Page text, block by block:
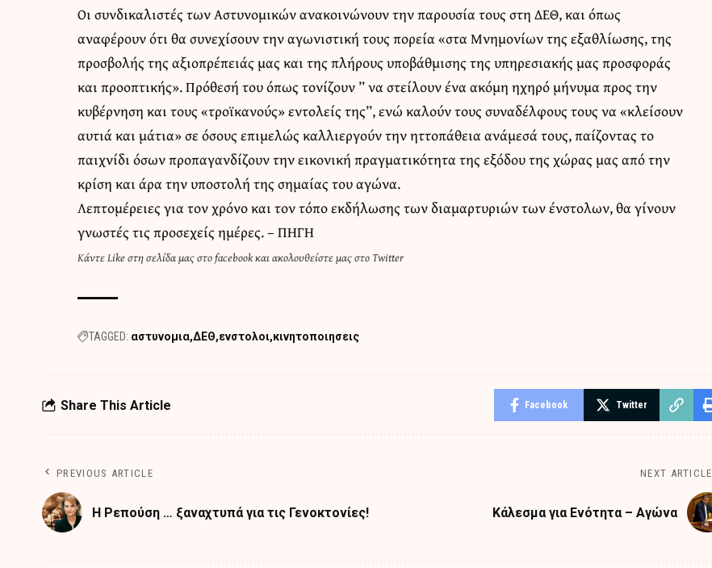
Οι συνδικαλιστές των Αστυνομικών ανακοινώνουν την παρουσία τους στη ΔΕΘ, και όπως
αναφέρουν ότι θα συνεχίσουν την αγωνιστική τους πορεία «στα Μνημονίων της εξαθλίωσης, της
προσβολής της αξιοπρέπειάς μας και της πλήρους υποβάθμισης της υπηρεσιακής μας προσφοράς
και προοπτικής». Πρόθεσή του όπως τονίζουν ” να στείλουν ένα ακόμη ηχηρό μήνυμα προς την
κυβέρνηση και τους «τροϊκανούς» εντολείς της”, ενώ καλούν τους συναδέλφους τους να «κλείσουν
αυτιά και μάτια» σε όσους επιμελώς καλλιεργούν την ηττοπάθεια ανάμεσά τους, παίζοντας το
παιχνίδι όσων προπαγανδίζουν την εικονική πραγματικότητα της εξόδου της χώρας μας από την
κρίση και άρα την υποστολή της σημαίας του αγώνα.
Λεπτομέρειες για τον χρόνο και τον τόπο εκδήλωσης των διαμαρτυριών των ένστολων, θα γίνουν
γνωστές τις προσεχείς ημέρες. –ΠΗΓΗ
ΚάντεLike στη σελίδα μας στο facebookκαιακολουθείστε μας στο Twitter
TAGGED: αστυνομια ΔΕΘ ενστολοι κινητοποιησεις
Share This Article Facebook Twitter
PREVIOUS ARTICLE
Η Ρεπούση … ξαναχτυπά για τις Γενοκτονίες!
NEXT ARTICLE
Κάλεσμα για Ενότητα – Αγώνα